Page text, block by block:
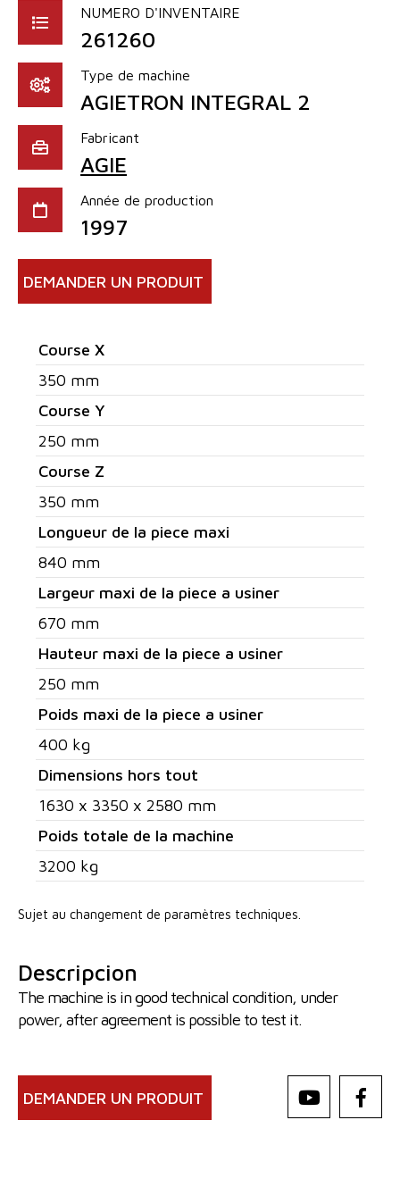
NUMERO D'INVENTAIRE
261260
Type de machine
AGIETRON INTEGRAL 2
Fabricant
AGIE
Année de production
1997
DEMANDER UN PRODUIT
Course X
350 mm
Course Y
250 mm
Course Z
350 mm
Longueur de la piece maxi
840 mm
Largeur maxi de la piece a usiner
670 mm
Hauteur maxi de la piece a usiner
250 mm
Poids maxi de la piece a usiner
400 kg
Dimensions hors tout
1630 x 3350 x 2580 mm
Poids totale de la machine
3200 kg
Sujet au changement de paramètres techniques.
Descripcion
The machine is in good technical condition, under
power, after agreement is possible to test it.
DEMANDER UN PRODUIT